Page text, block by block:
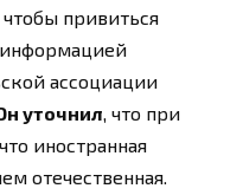
привиться
ассоциации
уточнил, что при
иностранная
отечественная.